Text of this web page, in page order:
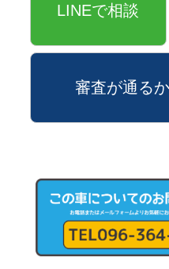
LINEで相談
審査が通る